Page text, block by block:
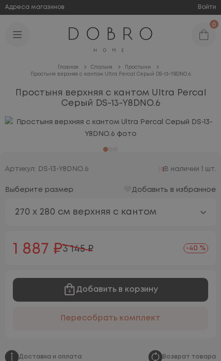
Адреса магазинов Войти
0
Главная Спальня
Простыни
Простыня верхняя с кантом Ultra Percal Серый DS-13-Y8DNO.6
Простыня верхняя с кантом Ultra Percal
Серый DS-13-Y8DNO.6
Артикул: DS-13-Y8DNO.6 В наличии 1 шт.
Выберите размер Добавить в избранное
270 х 280 см верхняя с кантом
1 887 ₽3 145 ₽ -40 %
Добавить в корзину
Пересобрать комплект
Доставка и оплата Возврат товара